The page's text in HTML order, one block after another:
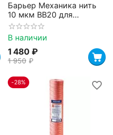
Барьер Механика нить
10 мкм BB20 для
горячей воды
В наличии
1 480 ₽
1 950 ₽
-28%